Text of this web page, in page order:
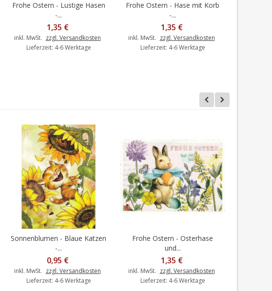
In den Warenkorb
Frohe Ostern - Lustige Hasen
-...
1,35 €
inkl. MwSt. zzgl. Versandkosten
Lieferzeit: 4-6 Werktage
In den Warenkorb
Frohe Ostern - Hase mit Korb
-...
1,35 €
inkl. MwSt. zzgl. Versandkosten
Lieferzeit: 4-6 Werktage
In den Warenkorb
Sonnenblumen - Blaue Katzen
-...
0,95 €
inkl. MwSt. zzgl. Versandkosten
Lieferzeit: 4-6 Werktage
In den Warenkorb
Frohe Ostern - Osterhase
und...
1,35 €
inkl. MwSt. zzgl. Versandkosten
Lieferzeit: 4-6 Werktage